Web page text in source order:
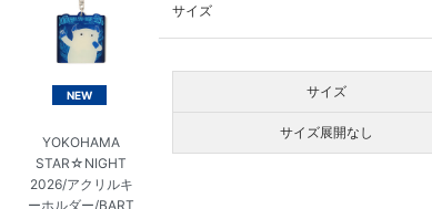
NEW
YOKOHAMA
STAR☆NIGHT
2026/アクリルキ
ーホルダー/BART
サイズ
サイズ
サイズ展開なし